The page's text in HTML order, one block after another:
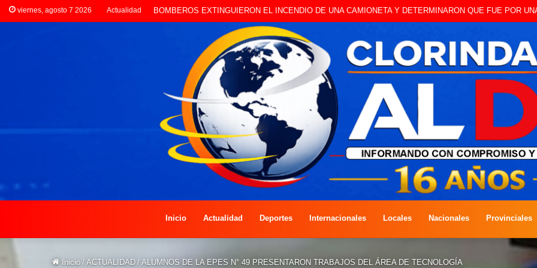
viernes, agosto 7 2026 Actualidad
Inicio Actualidad Deportes Internacionales Locales Nacionales Provinciales
Inicio / ACTUALIDAD / ALUMNOS DE LA EPES N° 49 PRESENTARON TRABAJOS DEL ÁREA DE TECNOLOGÍA